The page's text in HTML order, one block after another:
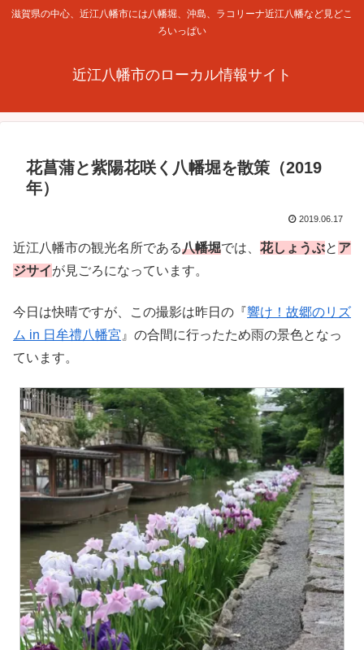
滋賀県の中心、近江八幡市には八幡堀、沖島、ラコリーナ近江八幡など見どこ
ろいっぱい
近江八幡市のローカル情報サイト
花菖蒲と紫陽花咲く八幡堀を散策（2019
年）
2019.06.17
近江八幡市の観光名所である八幡堀では、 花しょうぶと ア
ジサイが見ごろになっています。
今日は快晴ですが、この撮影は昨日の『響け！故郷のリズ
ム in 日牟禮八幡宮 』の合間に行ったため雨の景色となっ
ています。